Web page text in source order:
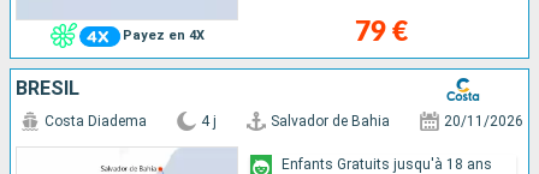
Payez en 4X 79 €
BRÉSIL
Costa Diadema 4 j Salvador de Bahia 20/11/2026
Enfants Gratuits jusqu'à 18 ans